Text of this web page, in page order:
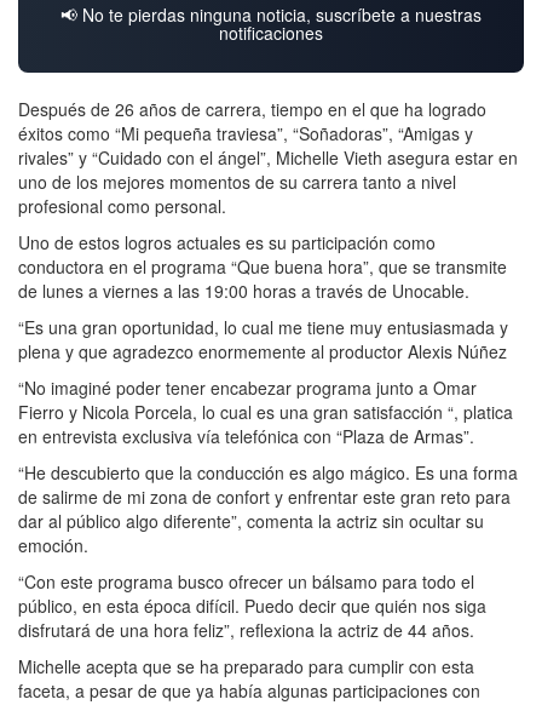
📢 No te pierdas ninguna noticia, suscríbete a nuestras
notificaciones
Después de 26 años de carrera, tiempo en el que ha logrado
éxitos como “Mi pequeña traviesa”, “Soñadoras”, “Amigas y
rivales” y “Cuidado con el ángel”, Michelle Vieth asegura estar en
uno de los mejores momentos de su carrera tanto a nivel
profesional como personal.
Uno de estos logros actuales es su participación como
conductora en el programa “Que buena hora”, que se transmite
de lunes a viernes a las 19:00 horas a través de Unocable.
“Es una gran oportunidad, lo cual me tiene muy entusiasmada y
plena y que agradezco enormemente al productor Alexis Núñez
“No imaginé poder tener encabezar programa junto a Omar
Fierro y Nicola Porcela, lo cual es una gran satisfacción “, platica
en entrevista exclusiva vía telefónica con “Plaza de Armas”.
“He descubierto que la conducción es algo mágico. Es una forma
de salirme de mi zona de confort y enfrentar este gran reto para
dar al público algo diferente”, comenta la actriz sin ocultar su
emoción.
“Con este programa busco ofrecer un bálsamo para todo el
público, en esta época difícil. Puedo decir que quién nos siga
disfrutará de una hora feliz”, reflexiona la actriz de 44 años.
Michelle acepta que se ha preparado para cumplir con esta
faceta, a pesar de que ya había algunas participaciones con